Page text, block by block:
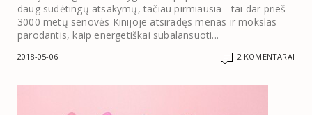
daug sudėtingų atsakymų, tačiau pirmiausia - tai dar prieš
3000 metų senovės Kinijoje atsiradęs menas ir mokslas
parodantis, kaip energetiškai subalansuoti...
2018-05-06 2 KOMENTARAI